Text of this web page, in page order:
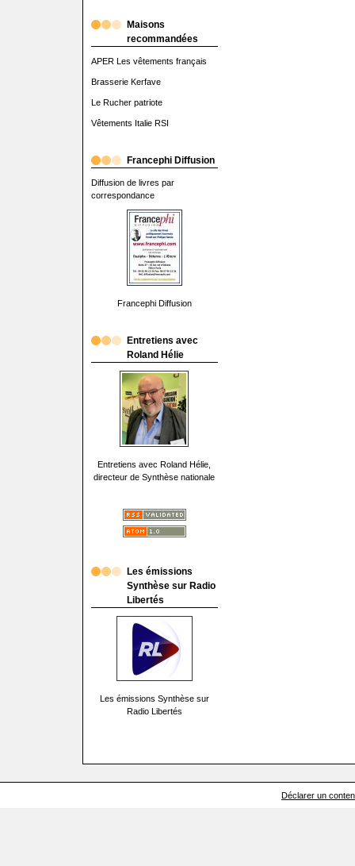
Maisons
recommandées
APER Les vêtements français
Brasserie Kerfave
Le Rucher patriote
Vêtements Italie RSI
Francephi Diffusion
Diffusion de livres par
correspondance
Francephi Diffusion
Entretiens avec
Roland Hélie
Entretiens avec Roland Hélie,
directeur de Synthèse nationale
Les émissions
Synthèse sur Radio
Libertés
Les émissions Synthèse sur
Radio Libertés
Déclarer un